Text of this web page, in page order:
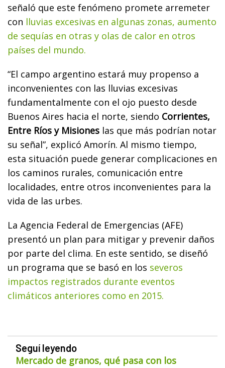
señaló que este fenómeno promete arremeter
con lluvias excesivas en algunas zonas, aumento
de sequías en otras y olas de calor en otros
países del mundo.
“El campo argentino estará muy propenso a
inconvenientes con las lluvias excesivas
fundamentalmente con el ojo puesto desde
Buenos Aires hacia el norte, siendo Corrientes,
Entre Ríos y Misiones las que más podrían notar
su señal”, explicó Amorín. Al mismo tiempo,
esta situación puede generar complicaciones en
los caminos rurales, comunicación entre
localidades, entre otros inconvenientes para la
vida de las urbes.
La Agencia Federal de Emergencias (AFE)
presentó un plan para mitigar y prevenir daños
por parte del clima. En este sentido, se diseñó
un programa que se basó en los severos
impactos registrados durante eventos
climáticos anteriores como en 2015.
Seguí leyendo
Mercado de granos, qué pasa con los